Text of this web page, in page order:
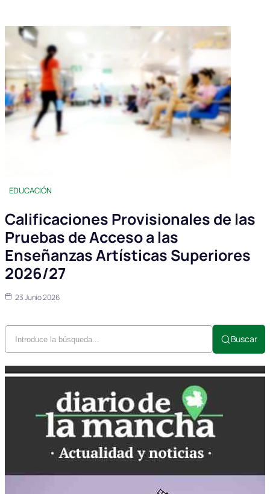
EDUCACIÓN
Calificaciones Provisionales de las
Pruebas de Acceso a las
Enseñanzas Artísticas Superiores
2026/27
23 Junio 2026
Buscar